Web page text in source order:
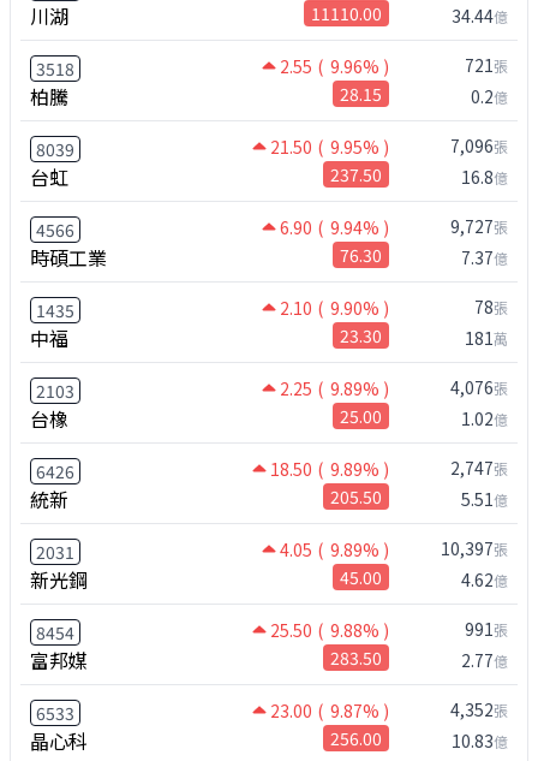
川湖 11110.00 34.44億
3518 2.55 ( 9.96% )
柏騰 28.15
721張
0.2億
8039 21.50 ( 9.95% )
台虹 237.50
7,096張
16.8億
4566 6.90 ( 9.94% )
時碩工業 76.30
9,727張
7.37億
1435 2.10 ( 9.90% )
中福 23.30
78張
181萬
2103 2.25 ( 9.89% )
台橡 25.00
4,076張
1.02億
6426 18.50 ( 9.89% )
統新 205.50
2,747張
5.51億
2031 4.05 ( 9.89% )
新光鋼 45.00
10,397張
4.62億
8454 25.50 ( 9.88% )
富邦媒 283.50
991張
2.77億
6533 23.00 ( 9.87% )
晶心科 256.00
4,352張
10.83億